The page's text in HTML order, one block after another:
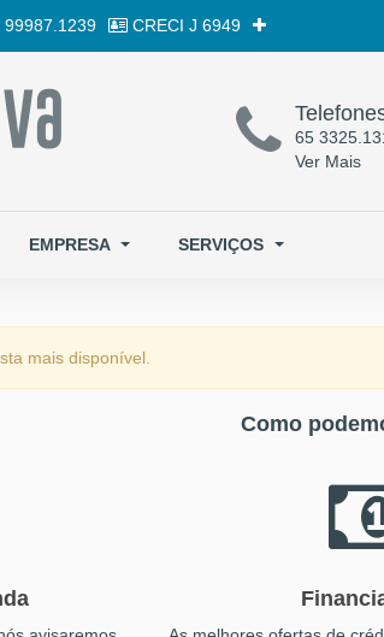
99987.1239 CRECI J 6949
65
Ver Mais
EMPRESA SERVIÇOS
mais disponível.
Como